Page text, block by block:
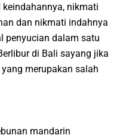
nikmati
dan nikmati indahnya
penyucian dalam satu
di Bali sayang jika
merupakan salah
mandarin